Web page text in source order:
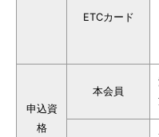
ETCカード
申込資
格
本会員